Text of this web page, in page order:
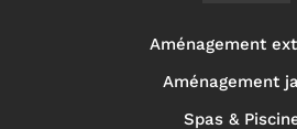
Aménagement
Aménagement
Spas &